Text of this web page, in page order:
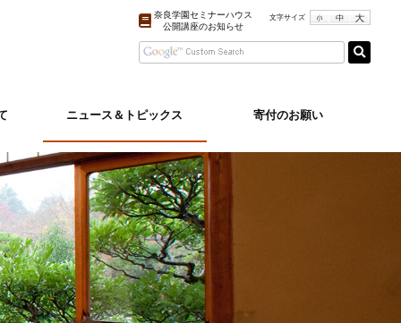
奈良学園セミナーハウス
公開講座のお知らせ
文字サイズ
ニュース＆トピックス 寄付のお願い